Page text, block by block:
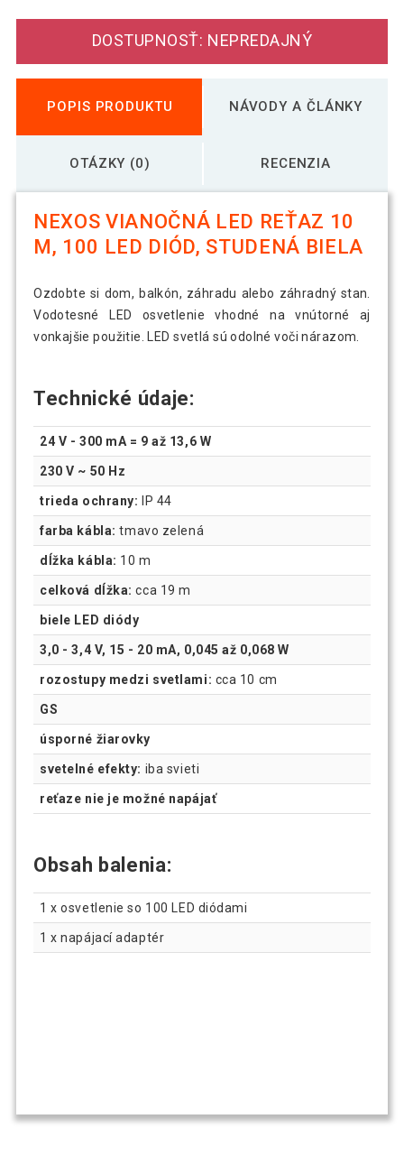
DOSTUPNOSŤ: NEPREDAJNÝ
POPIS PRODUKTU NÁVODY A ČLÁNKY
OTÁZKY (0) RECENZIA
NEXOS VIANOČNÁ LED REŤAZ 10
M, 100 LED DIÓD, STUDENÁ BIELA
Ozdobte si dom, balkón, záhradu alebo záhradný stan.
Vodotesné LED osvetlenie vhodné na vnútorné aj
vonkajšie použitie. LED svetlá sú odolné voči nárazom.
Technické údaje:
24 V - 300 mA = 9 až 13,6 W
230 V ~ 50 Hz
trieda ochrany: IP 44
farba kábla: tmavo zelená
dĺžka kábla: 10 m
celková dĺžka: cca 19 m
biele LED diódy
3,0 - 3,4 V, 15 - 20 mA, 0,045 až 0,068 W
rozostupy medzi svetlami: cca 10 cm
GS
úsporné žiarovky
svetelné efekty: iba svieti
reťaze nie je možné napájať
Obsah balenia:
1 x osvetlenie so 100 LED diódami
1 x napájací adaptér